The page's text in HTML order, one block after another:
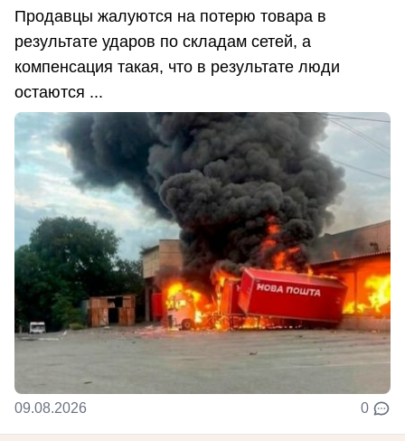
Продавцы жалуются на потерю товара в
результате ударов по складам сетей, а
компенсация такая, что в результате люди
остаются ...
09.08.2026 0